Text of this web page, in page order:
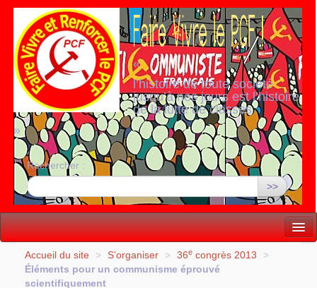
«
l’histoire de toute société
jusqu’à nos jours est l’histoire
de la lutte de classes
»
Rechercher :
>>
Vie politique
Lutter, Unir...
Accueil du site > S’organiser > 36e congrès 2013
>
Éléments pour un communisme éprouvé
scientifiquement